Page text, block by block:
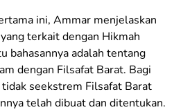
ini, Ammar menjelaskan
terkait dengan Hikmah
bahasannya adalah tentang
dengan Filsafat Barat. Bagi
seekstrem Filsafat Barat
telah dibuat dan ditentukan.